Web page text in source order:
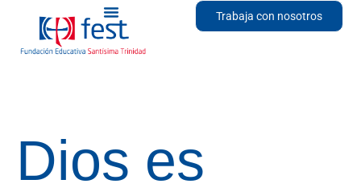
Trabaja con nosotros
Dios es